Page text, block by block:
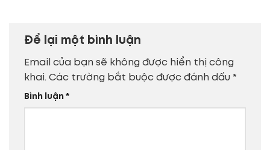
Để lại một bình luận
Email của bạn sẽ không được hiển thị công
khai. Các trường bắt buộc được đánh dấu *
Bình luận *